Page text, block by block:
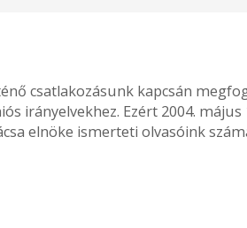
csatlakozásunk kapcsán
irányelvekhez. Ezért 2004.
elnöke ismerteti olvasóink